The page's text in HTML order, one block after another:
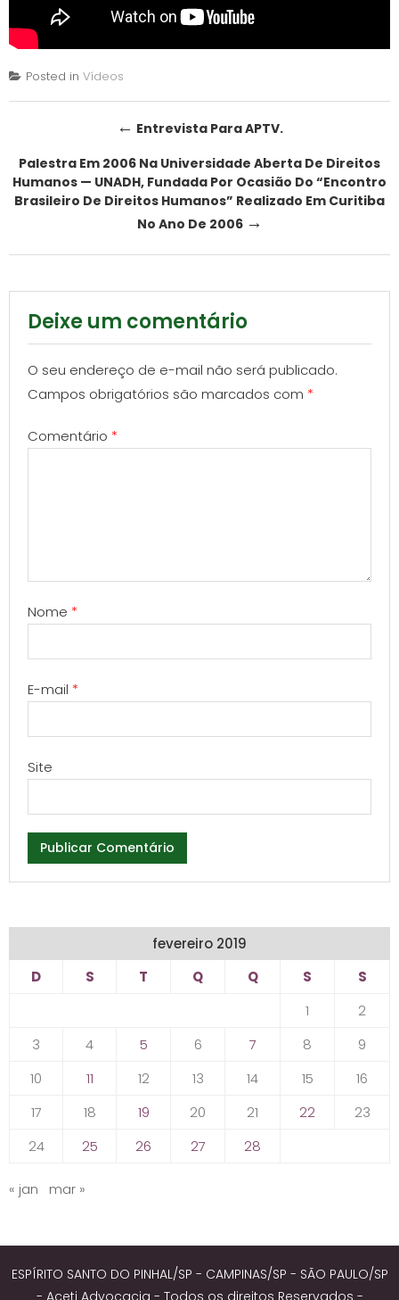
Posted in Vídeos
navigation
← Entrevista Para APTV.
Palestra Em 2006 Na Universidade Aberta De Direitos
Humanos — UNADH, Fundada Por Ocasião Do “Encontro
Brasileiro De Direitos Humanos” Realizado Em Curitiba
No Ano De 2006 →
Deixe um comentário
O seu endereço de e-mail não será publicado.
Campos obrigatórios são marcados com *
Comentário *
Nome *
E-mail *
Site
fevereiro 2019
D
S T Q Q S
S
1
2
3
4 5 6 7 8
9
10
11 12 13 14 15
16
17
18 19 20 21 22
23
24
25 26 27 28
« jan mar »
ESPÍRITO SANTO DO PINHAL/SP - CAMPINAS/SP - SÃO PAULO/SP